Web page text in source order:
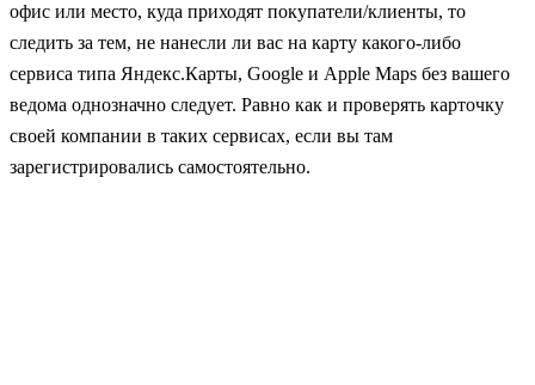
офис или место, куда приходят покупатели/клиенты, то
следить за тем, не нанесли ли вас на карту какого-либо
сервиса типа Яндекс.Карты, Google и Apple Maps без вашего
ведома однозначно следует. Равно как и проверять карточку
своей компании в таких сервисах, если вы там
зарегистрировались самостоятельно.